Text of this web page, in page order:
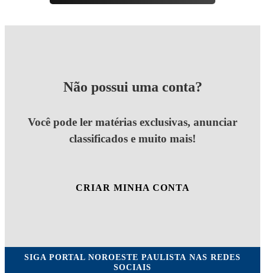
Não possui uma conta?
Você pode ler matérias exclusivas, anunciar
classificados e muito mais!
CRIAR MINHA CONTA
SIGA PORTAL NOROESTE PAULISTA NAS REDES
SOCIAIS